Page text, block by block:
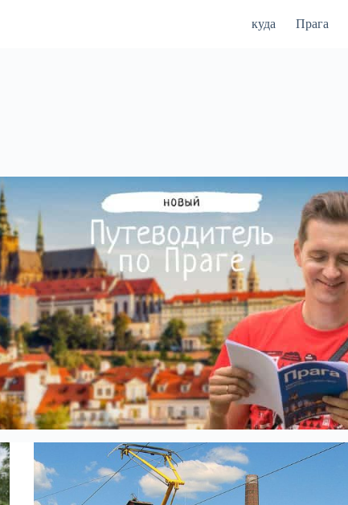
куда Прага